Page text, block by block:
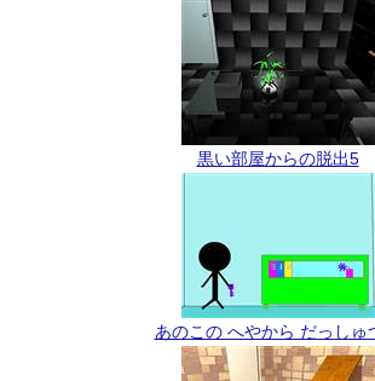
黒い部屋からの脱出5
あのこの へやから だっしゅ